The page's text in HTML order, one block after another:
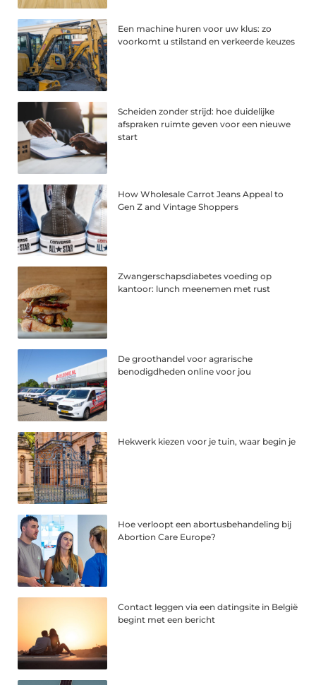
Een machine huren voor uw klus: zo
voorkomt u stilstand en verkeerde keuzes
Scheiden zonder strijd: hoe duidelijke
afspraken ruimte geven voor een nieuwe
start
How Wholesale Carrot Jeans Appeal to
Gen Z and Vintage Shoppers
Zwangerschapsdiabetes voeding op
kantoor: lunch meenemen met rust
De groothandel voor agrarische
benodigdheden online voor jou
Hekwerk kiezen voor je tuin, waar begin je
Hoe verloopt een abortusbehandeling bij
Abortion Care Europe?
Contact leggen via een datingsite in België
begint met een bericht